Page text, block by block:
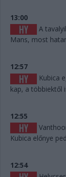
13:00
A
Mans, most
12:57
Kubica
kap, a többiektől
12:55
Kubica előnye
12:54